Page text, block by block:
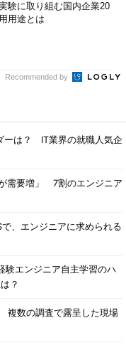
験に取り組む国内企業20
用途とは
Recommended by
ーは？ IT業界の就職人気企
需要増」 7割のエンジニア
、エンジニアに求められる
エンジニア自主学習のハ
？
複数の調査で露呈した現場